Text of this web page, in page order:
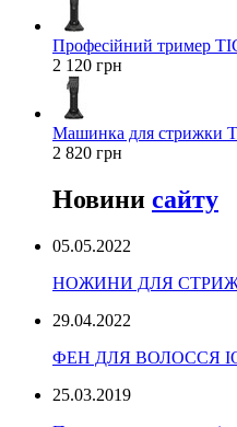
Професійний тример
2 120 грн
Машинка для стрижки
2 820 грн
Новини сайту
05.05.2022
НОЖИНИ ДЛЯ
29.04.2022
ФЕН ДЛЯ ВОЛОССЯ IQ
25.03.2019